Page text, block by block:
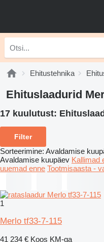
Ehitustehnika
Ehituslaadurid
17 kuulutust:
Filter
Sorteerimine: Avaldamise
Avaldamise kuupäev Kallimad
uuemad enne Tootmisaasta -
1
Merlo tf33-7-115
41 234 € Koos KM-ga